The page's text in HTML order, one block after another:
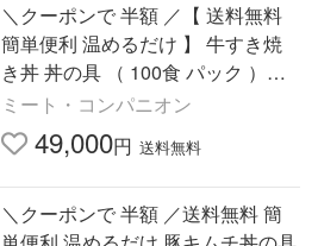
＼クーポンで 半額 ／【 送料無料
簡単便利 温めるだけ 】 牛すき焼
き丼 丼の具 （ 100食 パック ）牛
肉 豚肉 レトルト 惣菜 湯せん レン
ジOK 冷凍 業務用 食品
ミート・コンパニオン
49,000円 送料無料
＼クーポンで 半額 ／送料無料 簡